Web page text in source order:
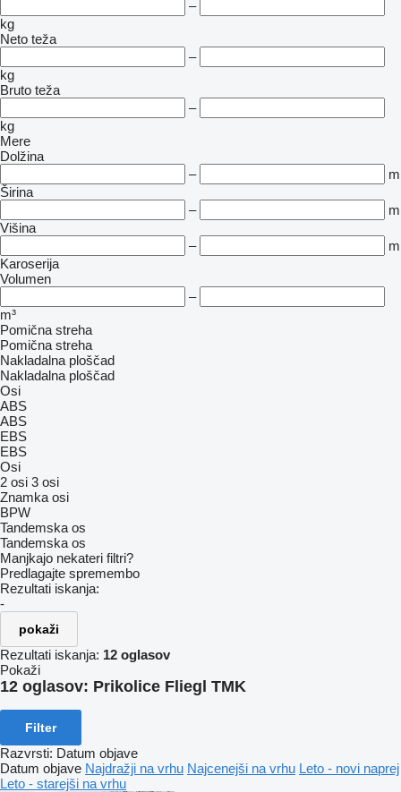
–
kg
Neto teža
–
kg
Bruto teža
–
kg
Mere
Dolžina
–
m
Širina
–
m
Višina
–
m
Karoserija
Volumen
–
m³
Pomična streha
Pomična streha
Nakladalna ploščad
Nakladalna ploščad
Osi
ABS
ABS
EBS
EBS
Osi
2 osi 3 osi
Znamka osi
BPW
Tandemska os
Tandemska os
Manjkajo nekateri filtri?
Predlagajte spremembo
Rezultati iskanja:
-
pokaži
Rezultati iskanja: 12 oglasov
Pokaži
12 oglasov: Prikolice Fliegl TMK
Filter
Razvrsti: Datum objave
Datum objave Najdražji na vrhu Najcenejši na vrhu Leto - novi naprej
Leto - starejši na vrhu